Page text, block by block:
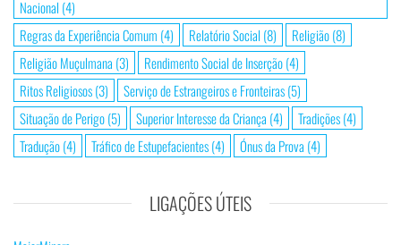
Nacional (4)
Regras da Experiência Comum (4) Relatório Social (8) Religião(8)
Religião Muçulmana (3) Rendimento Social de Inserção(4)
Ritos Religiosos(3) Serviço de Estrangeiros e Fronteiras(5)
Situação de Perigo(5) Superior Interesse da Criança (4) Tradições(4)
Tradução(4) Tráfico de Estupefacientes(4) Ónus da Prova (4)
LIGAÇÕES ÚTEIS